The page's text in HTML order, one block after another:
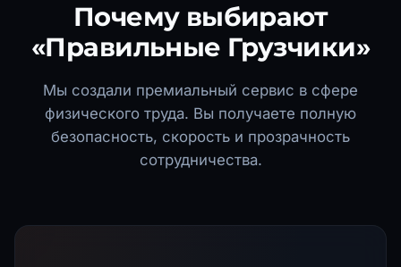
Почему выбирают
«Правильные Грузчики»
Мы создали премиальный сервис в сфере
физического труда. Вы получаете полную
безопасность, скорость и прозрачность
сотрудничества.